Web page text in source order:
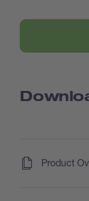
Product